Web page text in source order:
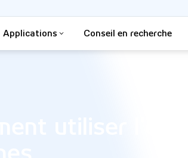
Applications Conseil en recherche